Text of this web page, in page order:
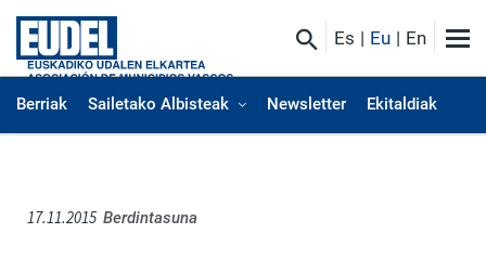
Es Eu En
Berriak Sailetako Albisteak Newsletter Ekitaldiak
17.11.2015 Berdintasuna